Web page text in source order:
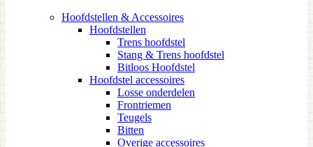
Hoofdstellen & Accessoires
Hoofdstellen
Trens hoofdstel
Stang & Trens hoofdstel
Bitloos Hoofdstel
Hoofdstel accessoires
Losse onderdelen
Frontriemen
Teugels
Bitten
Overige accessoires